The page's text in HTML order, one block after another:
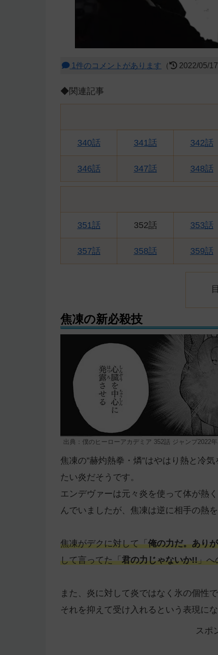
1件のコメントがあります （ 2022/05/
◆関連記事
340話 341話 342話
346話 347話 348話
351話 352話 353話
357話 358話 359話
焦凍の新必殺技
出典：僕のヒーローアカデミア 352話 ジャンプ2022
焦凍の”赫灼熱拳・燐”はやはり熱と冷
たい炎だそうです。
エンデヴァーは元々炎を使って体が熱
んでいましたが、焦凍は逆に相手の熱
焦凍がデクに対して「俺の力だ。あり
して言ってた「君の力じゃないか!!」へ
また、炎に対して炎ではなく氷の個性
それを抑えて受け入れるという表現に
スポ